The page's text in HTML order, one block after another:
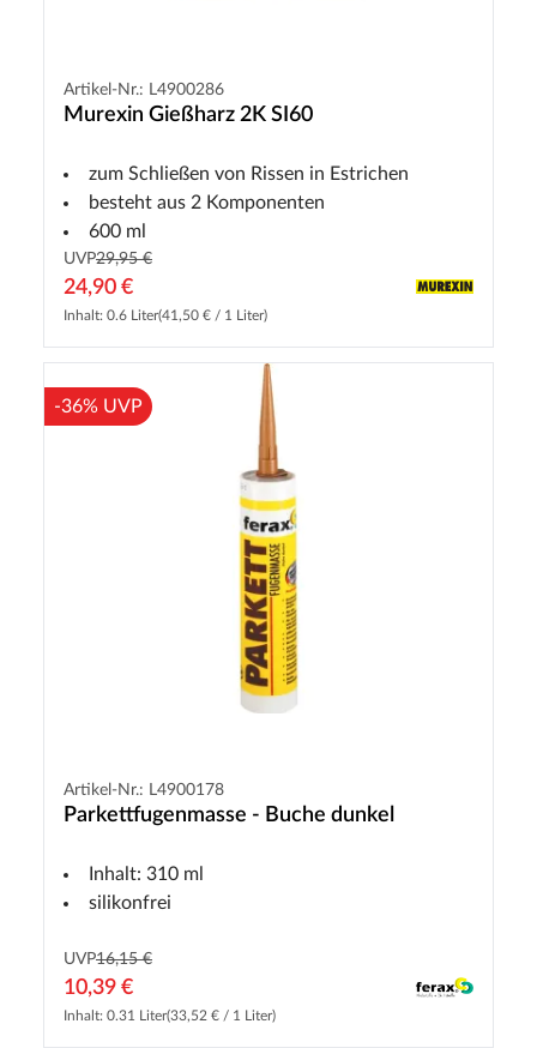
Artikel-Nr.: L4900286
Murexin Gießharz 2K SI60
zum Schließen von Rissen in Estrichen
besteht aus 2 Komponenten
600 ml
UVP29,95 €
24,90 €
Inhalt: 0.6 Liter(41,50 € / 1 Liter)
-36% UVP
Artikel-Nr.: L4900178
Parkettfugenmasse - Buche dunkel
Inhalt: 310 ml
silikonfrei
UVP16,15 €
10,39 €
Inhalt: 0.31 Liter(33,52 € / 1 Liter)